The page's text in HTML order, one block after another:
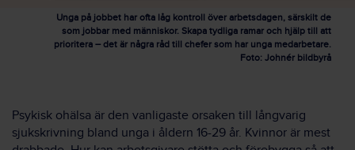
Unga på jobbet har ofta låg kontroll över arbetsdagen, särskilt de
som jobbar med människor. Skapa tydliga ramar och hjälp till att
prioritera – det är några råd till chefer som har unga medarbetare.
Foto: Johnér bildbyrå
Psykisk ohälsa är den vanligaste orsaken till långvarig
sjukskrivning bland unga i åldern 16-29 år. Kvinnor är mest